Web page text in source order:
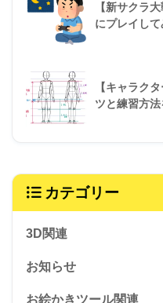
【新サクラ
にプレイし
【キャラク
ツと練習方法
カテゴリー
3D関連
お知らせ
お絵かきツール関連